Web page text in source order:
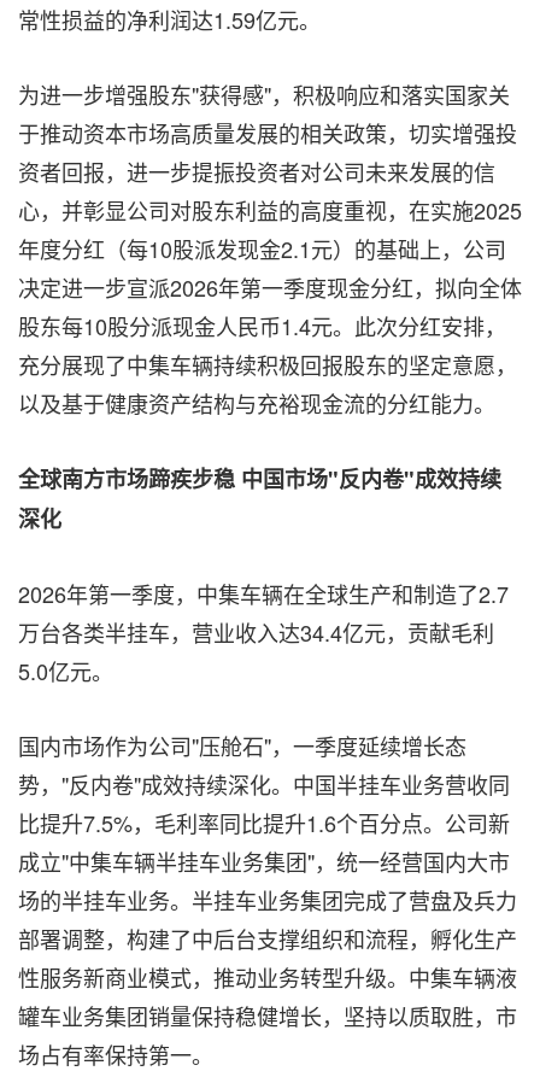
常性损益的净利润达1.59亿元。
为进一步增强股东"获得感"，积极响应和落实国家关
于推动资本市场高质量发展的相关政策，切实增强投
资者回报，进一步提振投资者对公司未来发展的信
心，并彰显公司对股东利益的高度重视，在实施2025
年度分红（每10股派发现金2.1元）的基础上，公司
决定进一步宣派2026年第一季度现金分红，拟向全体
股东每10股分派现金人民币1.4元。此次分红安排，
充分展现了中集车辆持续积极回报股东的坚定意愿，
以及基于健康资产结构与充裕现金流的分红能力。
全球南方市场蹄疾步稳 中国市场"反内卷"成效持续
深化
2026年第一季度，中集车辆在全球生产和制造了2.7
万台各类半挂车，营业收入达34.4亿元，贡献毛利
5.0亿元。
国内市场作为公司"压舱石"，一季度延续增长态
势，"反内卷"成效持续深化。中国半挂车业务营收同
比提升7.5%，毛利率同比提升1.6个百分点。公司新
成立"中集车辆半挂车业务集团"，统一经营国内大市
场的半挂车业务。半挂车业务集团完成了营盘及兵力
部署调整，构建了中后台支撑组织和流程，孵化生产
性服务新商业模式，推动业务转型升级。中集车辆液
罐车业务集团销量保持稳健增长，坚持以质取胜，市
场占有率保持第一。